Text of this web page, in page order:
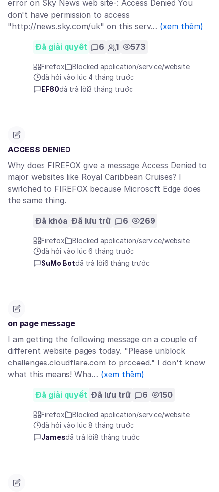
error on Sky News web site-: Access Denied You
don't have permission to access
"http://news.sky.com/uk" on this serv… (xem thêm)
Đã giải quyết 6 1 573
Firefox
Blocked application/service/website
đã hỏi vào lúc 4 tháng trước
EF80đã trả lời3 tháng trước
ACCESS DENIED
Why does FIREFOX give a message Access Denied to
major websites like Royal Caribbean Cruises? I
switched to FIREFOX because Microsoft Edge does
the same thing.
Đã khóa Đã lưu trữ 6 269
Firefox
Blocked application/service/website
đã hỏi vào lúc 6 tháng trước
SuMo Botđã trả lời6 tháng trước
on page message
I am getting the following message on a couple of
different website pages today. "Please unblock
challenges.cloudflare.com to proceed." I don't know
what this means! Wha… (xem thêm)
Đã giải quyết Đã lưu trữ 6 150
Firefox
Blocked application/service/website
đã hỏi vào lúc 8 tháng trước
Jamesđã trả lời8 tháng trước